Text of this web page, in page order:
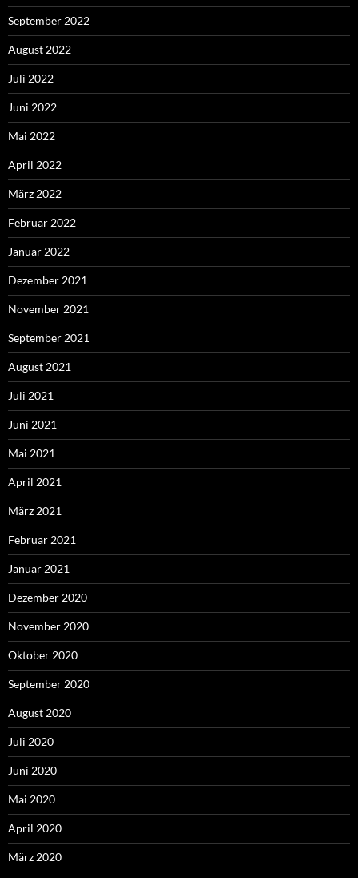
September 2022
August 2022
Juli 2022
Juni 2022
Mai 2022
April 2022
März 2022
Februar 2022
Januar 2022
Dezember 2021
November 2021
September 2021
August 2021
Juli 2021
Juni 2021
Mai 2021
April 2021
März 2021
Februar 2021
Januar 2021
Dezember 2020
November 2020
Oktober 2020
September 2020
August 2020
Juli 2020
Juni 2020
Mai 2020
April 2020
März 2020